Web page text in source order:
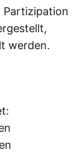
Partizipation
werden.